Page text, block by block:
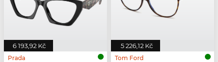
6 193,92 Kč
Prada
5 226,12 Kč
Tom Ford